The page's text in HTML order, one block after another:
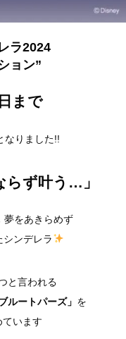
ラ2024
ョン”
まで
なりました!!
らず叶う…」
夢をあきらめず
シンデレラ
と言われる
ルートパーズ」 を
います